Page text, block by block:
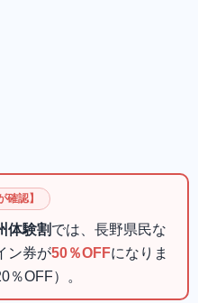
確認】
体験割では、長野県民な
ン券が50％OFFになりま
％OFF）。